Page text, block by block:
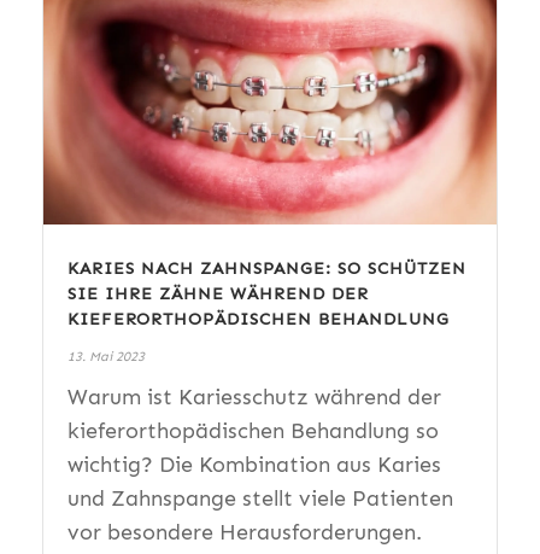
KARIES NACH ZAHNSPANGE: SO SCHÜTZEN
SIE IHRE ZÄHNE WÄHREND DER
KIEFERORTHOPÄDISCHEN BEHANDLUNG
13. Mai 2023
Warum ist Kariesschutz während der
kieferorthopädischen Behandlung so
wichtig? Die Kombination aus Karies
und Zahnspange stellt viele Patienten
vor besondere Herausforderungen.